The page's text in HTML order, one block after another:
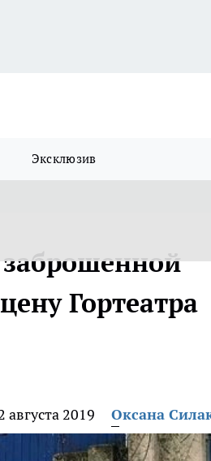
Эксклюзив
Гортеатра
августа 2019 Оксана